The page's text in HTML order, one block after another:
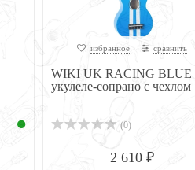
избранное сравнить
WIKI UK RACING BLUE
укулеле-сопрано с чехлом
(0)
2 610 ₽